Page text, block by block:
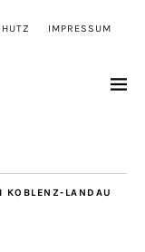
IMPRESSUM
KOBLENZ-LANDAU